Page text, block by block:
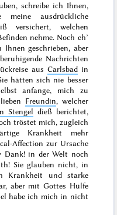
schreibe ich Ihnen,
meine ausdrückliche
versichert, welchen
nehme. Noch eh’
geschrieben, aber
Nachrichten
aus Carlsbadin
hätten sich nie besser
anfange, mich zu
Freundin, welcher
Stengel dieß berichtet,
tröstet mich, zugleich
Krankheit mehr
Affection zur Ursache
Dank! in der Welt noch
Sie glauben nicht, in
Krankheit und starke
aber mit Gottes Hülfe
habe ich mich in nicht